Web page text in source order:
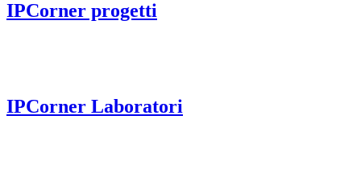
IPCorner progetti
IPCorner Laboratori